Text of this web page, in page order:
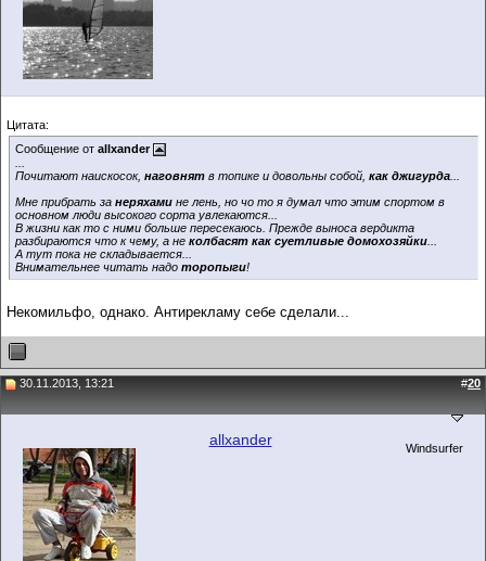
Цитата:
Сообщение от allxander
Почитают наискосок, наговнят в топике и довольны собой, как джигурда
Мне прибрать за неряхами не лень, но чо то я думал что этим спортом в
основном люди высокого сорта увлекаются...
В жизни как то с ними больше пересекаюсь. Прежде выноса вердикта
разбираются что к чему, а не колбасят как суетливые домохозяйки
А тут пока не складывается...
Внимательнее читать надо торопыги!
Некомильфо, однако. Антирекламу себе сделали...
30.11.2013, 13:21 #20
allxander Windsurfer